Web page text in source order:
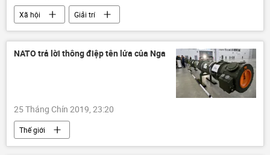
Xã hội Giải trí
NATO trả lời thông điệp tên lửa của Nga
25 Tháng Chín 2019, 23:20
Thế giới